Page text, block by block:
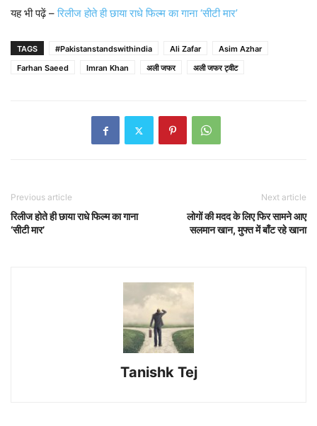
यह भी पढ़ें –रिलीज होते ही छाया राधे फिल्म का गाना ‘सीटी मार’
TAGS #Pakistanstandswithindia Ali Zafar
Asim Azhar
Farhan Saeed
Imran Khan अली जफर अली जफर ट्वीट
Previous article
रिलीज होते ही छाया राधे फिल्म का गाना
‘सीटी मार’
Next article
लोगों की मदद के लिए फिर सामने आए
सलमान खान, मुफ्त में बाँट रहे खाना
Tanishk Tej